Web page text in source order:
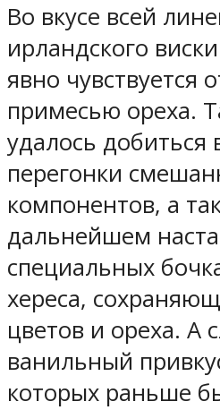
Во вкусе всей
ирландского
явно чувствуется
примесью ореха.
удалось добиться
перегонки
компонентов, а
дальнейшем
специальных
хереса,
цветов и ореха. А
ванильный
которых раньше